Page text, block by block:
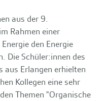
aus der 9.
Rahmen einer
den Energie
Die Schüler:innen des
aus Erlangen erhielten
Kollegen eine sehr
Themen "Organische